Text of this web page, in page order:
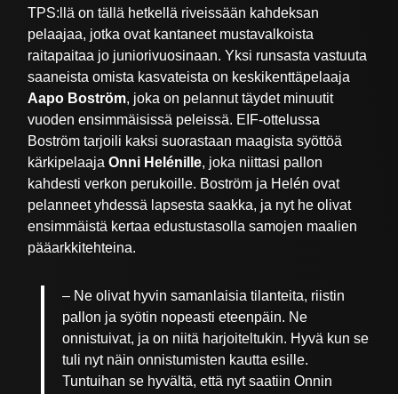
TPS:llä on tällä hetkellä riveissään kahdeksan
pelaajaa, jotka ovat kantaneet mustavalkoista
raitapaitaa jo juniorivuosinaan. Yksi runsasta vastuuta
saaneista omista kasvateista on keskikenttäpelaaja
Aapo Boström, joka on pelannut täydet minuutit
vuoden ensimmäisissä peleissä. EIF-ottelussa
Boström tarjoili kaksi suorastaan maagista syöttöä
kärkipelaajaOnni Helénille, joka niittasi pallon
kahdesti verkon perukoille. Boström ja Helén ovat
pelanneet yhdessä lapsesta saakka, ja nyt he olivat
ensimmäistä kertaa edustustasolla samojen maalien
pääarkkitehteina.
– Ne olivat hyvin samanlaisia tilanteita, riistin
pallon ja syötin nopeasti eteenpäin. Ne
onnistuivat, ja on niitä harjoiteltukin. Hyvä kun se
tuli nyt näin onnistumisten kautta esille.
Tuntuihan se hyvältä, että nyt saatiin Onnin